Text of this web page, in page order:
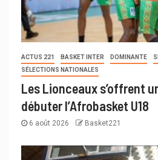
ACTUS 221 BASKET INTER DOMINANTE
SÉLECTIONS NATIONALES
Les Lionceaux s’offrent
débuter l’Afrobasket U18
6 août 2026 Basket221